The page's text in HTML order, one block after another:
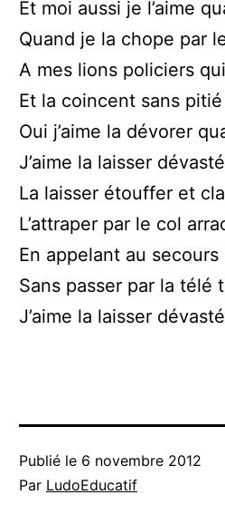
Et moi aussi je l’aime
Quand je la chope par
A mes lions policiers
Et la coincent sans
Oui j’aime la dévorer
J’aime la laisser
La laisser étouffer et
L’attraper par le col
En appelant au
Sans passer par la télé
J’aime la laisser
Publié le 6 novembre 2012
Par LudoEducatif